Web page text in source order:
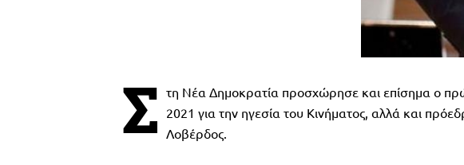
Σ τη Νέα Δημοκρατία προσχώρησε και επίσημα ο
2021 για την ηγεσία του Κινήματος, αλλά και
Λοβέρδος.